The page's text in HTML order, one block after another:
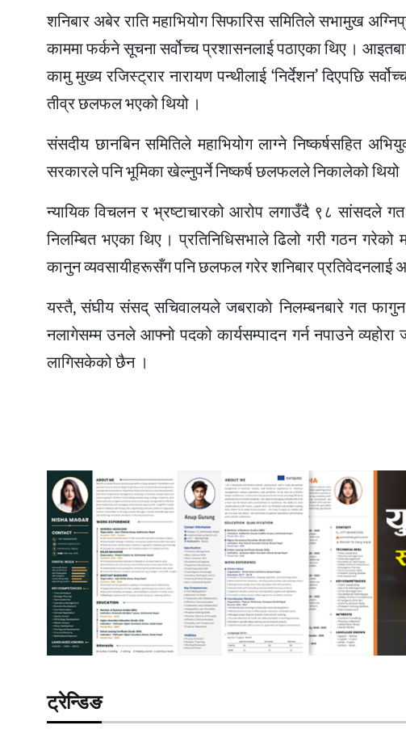
शनिबार अबेर राति महाभियोग सिफारिस समितिले सभामुख
काममा फर्कने सूचना सर्वोच्च प्रशासनलाई पठाएका थिए ।
कामु मुख्य रजिस्ट्रार नारायण पन्थीलाई ‘निर्देशन’ दिएपछि
तीव्र छलफल भएको थियो ।
संसदीय छानबिन समितिले महाभियोग लाग्ने निष्कर्षसहित
सरकारले पनि भूमिका खेल्नुपर्ने निष्कर्ष छलफलले निकालेको थियो
न्यायिक विचलन र भ्रष्टाचारको आरोप लगाउँदै ९८ सांसदले गत
निलम्बित भएका थिए । प्रतिनिधिसभाले ढिलो गरी गठन
कानुन व्यवसायीहरूसँग पनि छलफल गरेर शनिबार प्रतिवेदनलाई
यस्तै, संघीय संसद् सचिवालयले जबराकाे निलम्बनबारे गत
नलागेसम्म उनले आफ्नो पदको कार्यसम्पादन गर्न नपाउने व्यहोरा
लागिसकेको छैन ।
ट्रेन्डिङ